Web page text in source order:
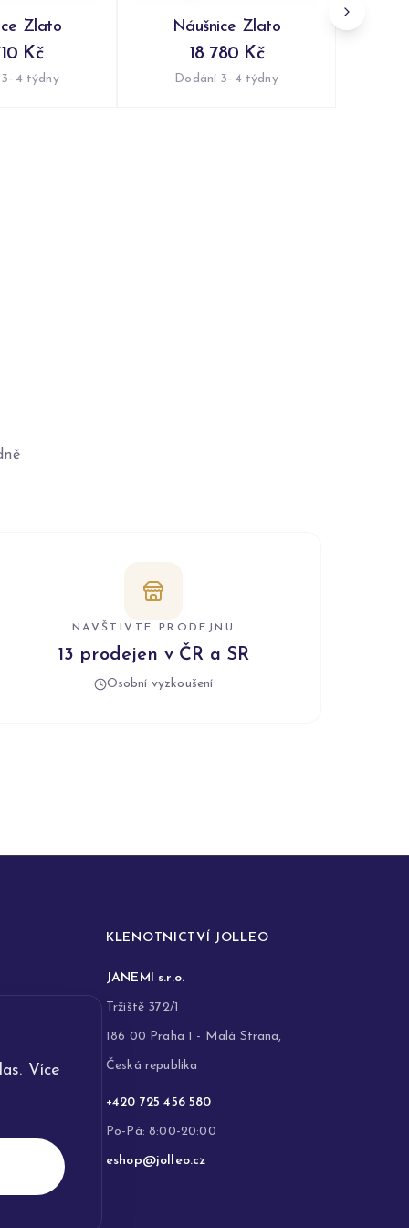
Více
Zlato
Kč
týdny
Náušnice Zlato
18 780 Kč
Dodání 3–4 týdny
NAVŠTIVTE PRODEJNU
13 prodejen v ČR a SR
Osobní vyzkoušení
KLENOTNICTVÍ JOLLEO
JANEMI s.r.o.
Tržiště 372/1
186 00 Praha 1 - Malá Strana,
Česká republika
+420 725 456 580
Po-Pá: 8:00-20:00
eshop@jolleo.cz